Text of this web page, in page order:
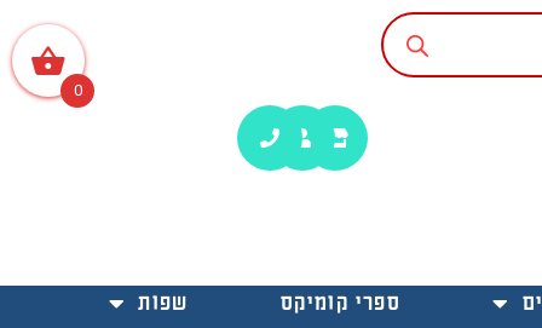
ספרי קומיקס שפות
0